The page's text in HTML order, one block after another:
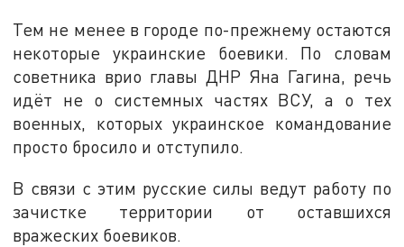
Тем не менее в городе по-прежнему остаются
некоторые украинские боевики. По словам
советника врио главы ДНР Яна Гагина, речь
идёт не о системных частях ВСУ, а о тех
военных, которых украинское командование
просто бросило и отступило.
В связи с этим русские силы ведут работу по
зачистке территории от оставшихся
вражеских боевиков.